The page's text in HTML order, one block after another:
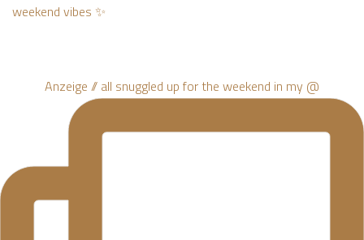
weekend vibes ✨
Anzeige // all snuggled up for the weekend in my @